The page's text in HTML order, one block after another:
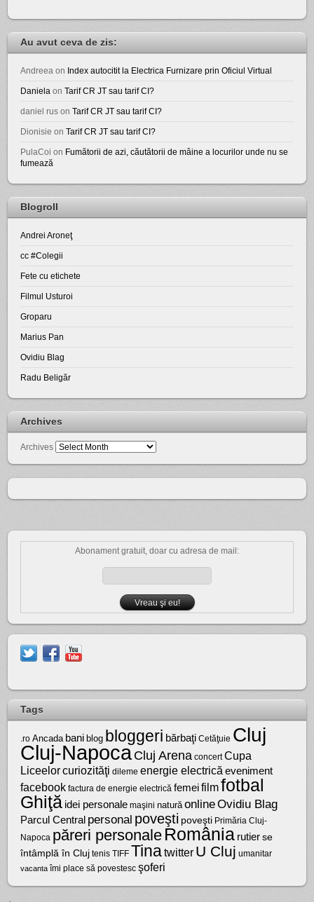
Au avut ceva de zis:
Andreea on Index autocitit la Electrica Furnizare prin Oficiul Virtual
Daniela onTarif CR JT sau tarif CI?
daniel rus onTarif CR JT sau tarif CI?
Dionisie onTarif CR JT sau tarif CI?
PulaCoi on Fumătorii de azi, căutătorii de mâine a locurilor unde nu se
fumează
Blogroll
Andrei Aroneţ
cc #Colegii
Fete cu etichete
Filmul Usturoi
Groparu
Marius Pan
Ovidiu Blag
Radu Beligăr
Archives
Archives
Abonament gratuit, doar cu adresa de mail:
Tags
.ro Ancada bani blog bloggeri bărbaţi Cetăţuie Cluj
Cluj-NapocaCluj Arena concert Cupa
Liceelorcuriozităţi dileme energie electrică eveniment
facebook factura de energie electrică femei filmfotbal
Ghiţă idei personale maşini natură onlineOvidiu Blag
Parcul Central personal poveşti poveşti Primăria Cluj-
Napoca păreri personale România rutier se
întâmplă în Cluj tenis TIFF Tinatwitter U Cluj umanitar
vacanta îmi place să povestesc şoferi